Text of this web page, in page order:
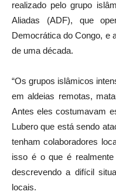
realizado pelo grupo
Aliadas (ADF), que
Democrática do Congo, e
de uma década.
“Os grupos islâmicos
em aldeias remotas,
Antes eles costumavam
Lubero que está sendo
tenham colaboradores
isso é o que é realmente
descrevendo a difícil
locais.